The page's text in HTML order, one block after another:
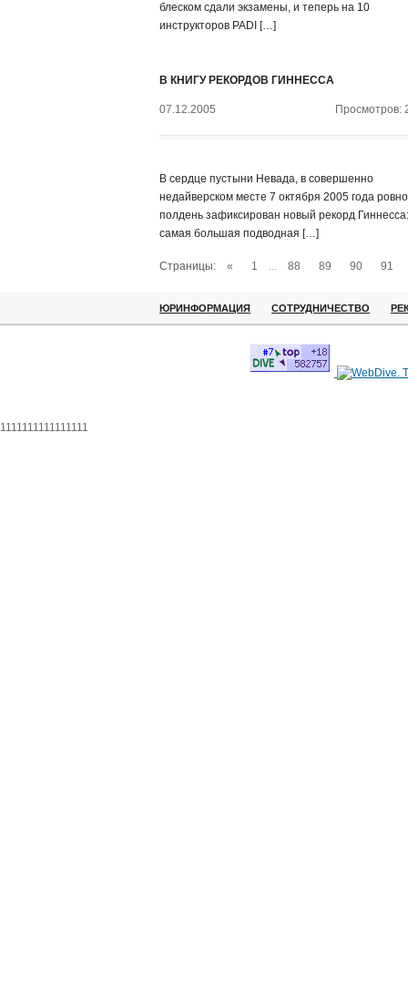
блеском сдали экзамены, и теперь на 10
инструкторов PADI […]
В КНИГУ РЕКОРДОВ ГИННЕССА
07.12.2005 Просмотров:
В сердце пустыни Невада, в совершенно
недайверском месте 7 октября 2005 года
полдень зафиксирован новый рекорд Гиннесса:
самая большая подводная […]
Страницы: « 1 ... 88 89 90 91
ЮРИНФОРМАЦИЯ СОТРУДНИЧЕСТВО
1111111111111111